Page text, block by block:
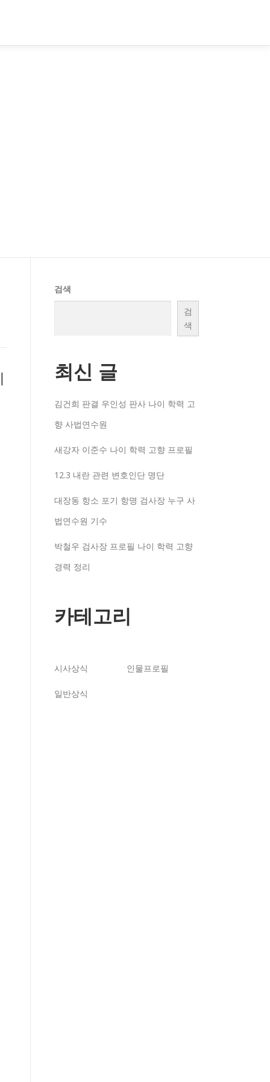
검색
검
색
최신 글
김건희 판결 우인성 판사 나이 학력 고
향 사법연수원
새강자 이준수 나이 학력 고향 프로필
12.3 내란 관련 변호인단 명단
대장동 항소 포기 항명 검사장 누구 사
법연수원 기수
박철우 검사장 프로필 나이 학력 고향
경력 정리
카테고리
시사상식 인물프로필
일반상식